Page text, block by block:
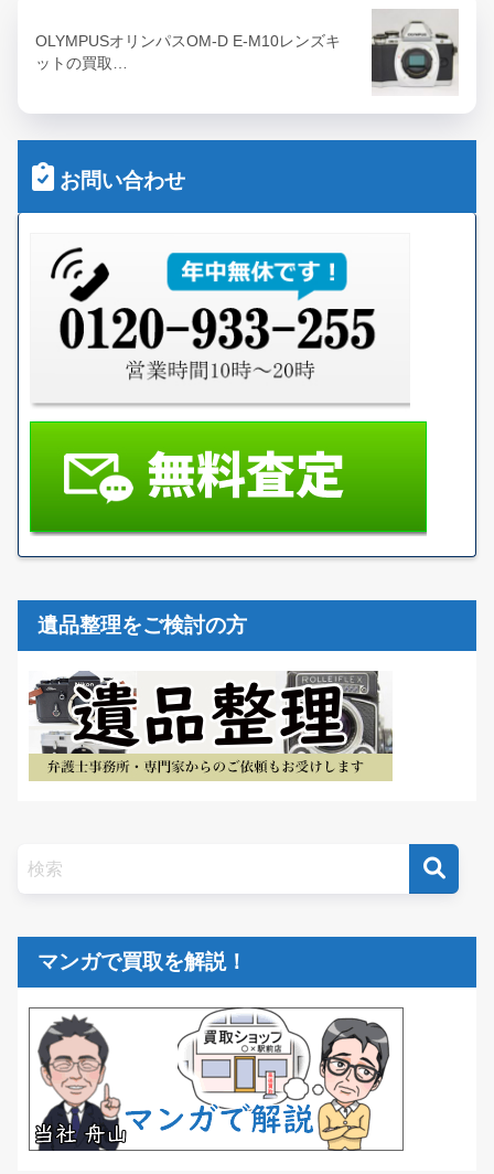
OLYMPUSオリンパスOM-D E-M10レンズキ
ットの買取…
お問い合わせ
遺品整理をご検討の方
マンガで買取を解説！